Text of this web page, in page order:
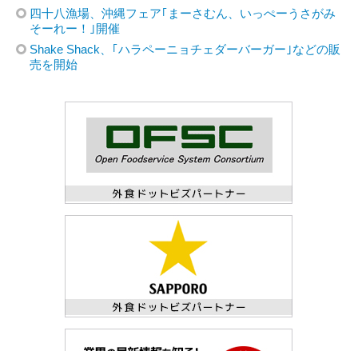
四十八漁場、沖縄フェア｢まーさむん、いっぺーうさがみ
そーれー！｣開催
Shake Shack、｢ハラペーニョチェダーバーガー｣などの販
売を開始